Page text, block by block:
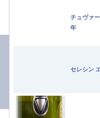
チュヴァ
年
セレシン